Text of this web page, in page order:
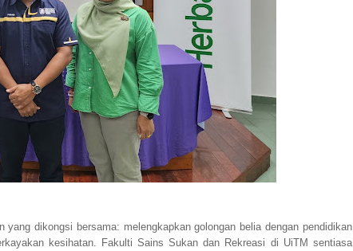
yang dikongsi bersama: melengkapkan golongan belia dengan pendidikan
kesihatan. Fakulti Sains Sukan dan Rekreasi di UiTM sentiasa